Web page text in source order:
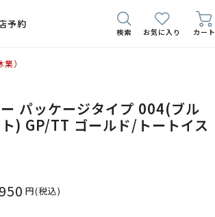
予約
検索 お気に入り カート
）
パッケージタイプ 004(ブル
) GP/TT ゴールド/トートイス
円(税込)